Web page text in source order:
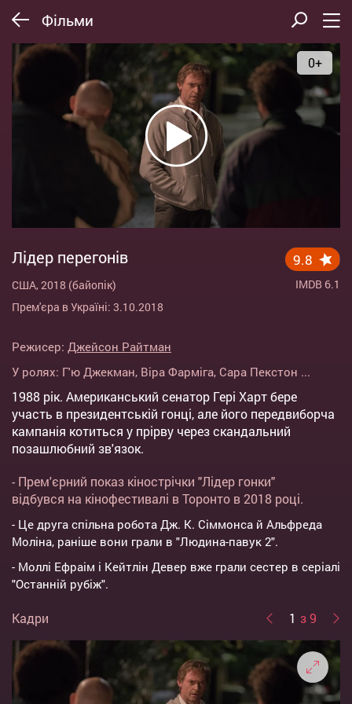
Фільми
0+
Лідер перегонів
США, 2018 (байопік)
Прем'єра в Україні: 3.10.2018
9.8
IMDB 6.1
Режисер: Джейсон Райтман
У ролях: Г'ю Джекман, Віра Фарміга, Сара Пекстон ...
1988 рік. Американський сенатор Гері Харт бере
участь в президентській гонці, але його передвиборча
кампанія котиться у прірву через скандальний
позашлюбний зв'язок.
- Прем'єрний показ кінострічки "Лідер гонки"
відбувся на кінофестивалі в Торонто в 2018 році.
- Це друга спільна робота Дж. К. Сіммонса й Альфреда
Моліна, раніше вони грали в "Людина-павук 2".
- Моллі Ефраім і Кейтлін Девер вже грали сестер в серіалі
"Останній рубіж".
Кадри 1 з 9